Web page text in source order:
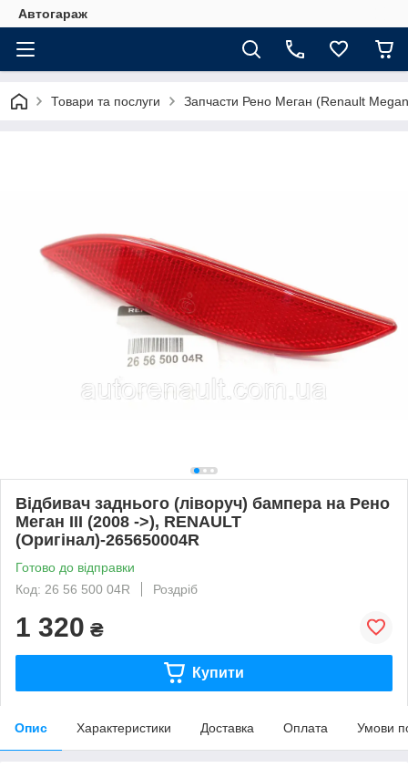
Автогараж
Товари та послуги Запчасти Рено Меган (Renault
Відбивач заднього (ліворуч) бампера на Рено
Меган III (2008 ->), RENAULT
(Оригінал)-265650004R
Готово до відправки
Код: 26 56 500 04R
Роздріб
1 320 ₴
Купити
Опис Характеристики Доставка Оплата Умови